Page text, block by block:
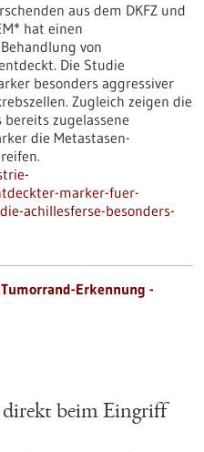
aus dem DKFZ und
hat einen
von
Die Studie
besonders aggressiver
Zugleich zeigen die
bereits zugelassene
die Metastasen-
marker-fuer-
achillesferse-besonders-
Erkennung -
direkt beim Eingriff